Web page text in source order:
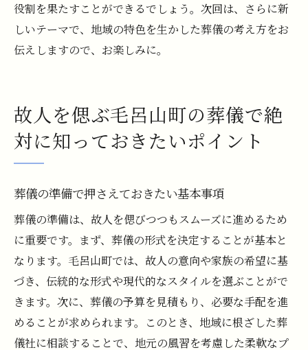
役割を果たすことができるでしょう。次回は、さらに新
しいテーマで、地域の特色を生かした葬儀の考え方をお
伝えしますので、お楽しみに。
故人を偲ぶ毛呂山町の葬儀で絶
対に知っておきたいポイント
葬儀の準備で押さえておきたい基本事項
葬儀の準備は、故人を偲びつつもスムーズに進めるため
に重要です。まず、葬儀の形式を決定することが基本と
なります。毛呂山町では、故人の意向や家族の希望に基
づき、伝統的な形式や現代的なスタイルを選ぶことがで
きます。次に、葬儀の予算を見積もり、必要な手配を進
めることが求められます。このとき、地域に根ざした葬
儀社に相談することで、地元の風習を考慮した柔軟なプ